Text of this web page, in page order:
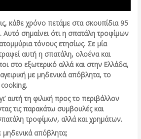
κάθε χρόνο πετάμε στα σκουπίδια 95
Αυτό σημαίνει ότι η σπατάλη τροφίμων
τόνους ετησίως. Σε μία
αυτή η σπατάλη, ολοένα και
στο εξωτερικό αλλά και στην Ελλάδα,
με μηδενικά απόβλητα, το
αυτή τη φιλική προς το περιβάλλον
τις παρακάτω συμβουλές και
τροφίμων, αλλά και χρημάτων.
μηδενικά απόβλητα;